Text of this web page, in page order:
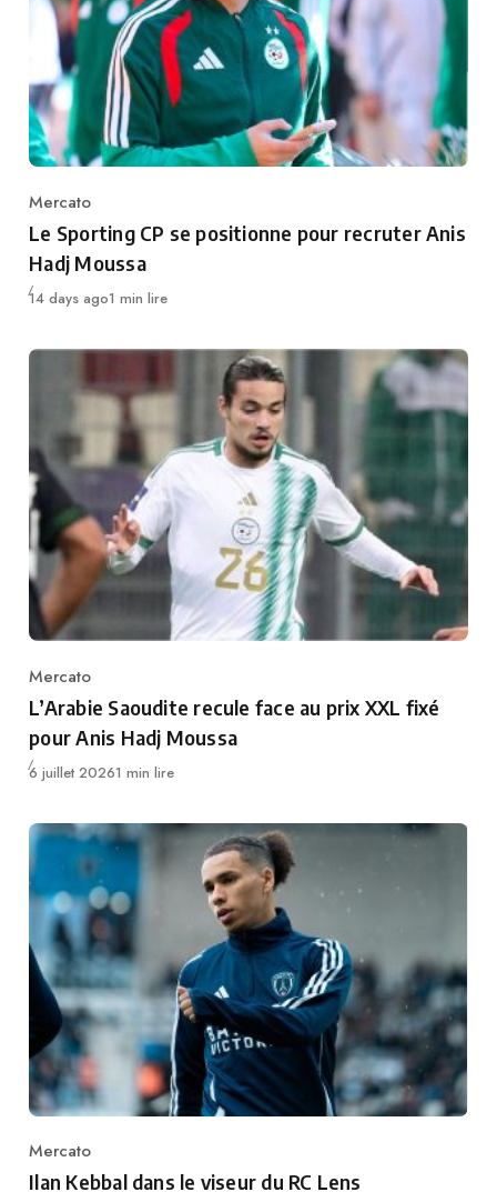
Category
Mercato
Le Sporting CP se positionne pour recruter Anis
Hadj Moussa
Publié
14 days ago1 min lire
Category
Mercato
L’Arabie Saoudite recule face au prix XXL fixé
pour Anis Hadj Moussa
Publié
6 juillet 20261 min lire
Category
Mercato
Ilan Kebbal dans le viseur du RC Lens